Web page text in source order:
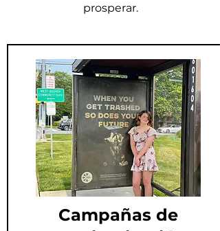
prosperar.
​Campañas de